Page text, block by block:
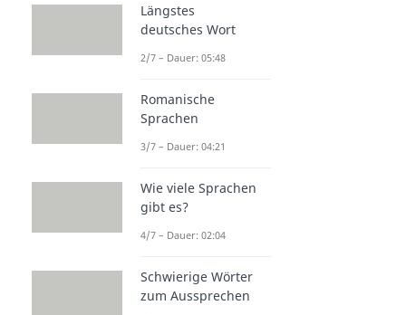
Längstes
deutsches Wort
2/7 – Dauer: 05:48
Romanische
Sprachen
3/7 – Dauer: 04:21
Wie viele Sprachen
gibt es?
4/7 – Dauer: 02:04
Schwierige Wörter
zum Aussprechen